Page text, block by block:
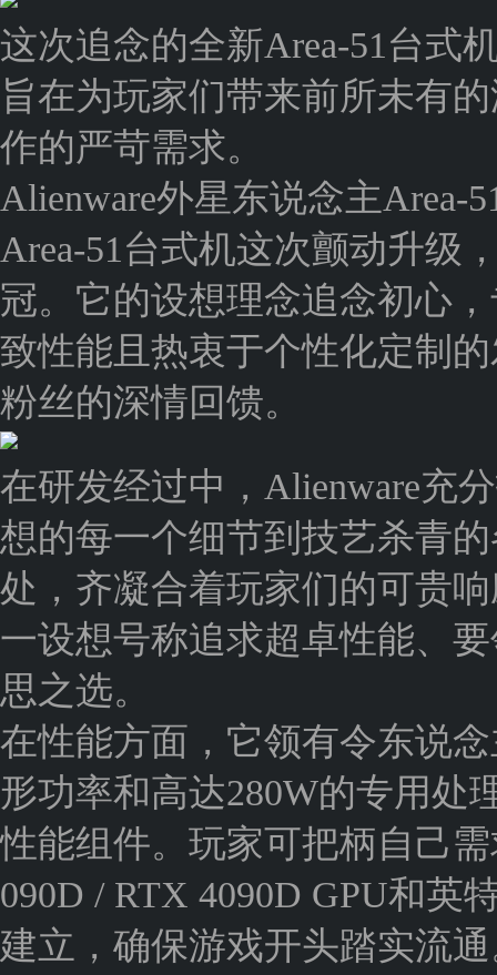
这次追念的全新Area-51台式
旨在为玩家们带来前所未有
作的严苛需求。
Alienware外星东说念主Area-
Area-51台式机这次颤动升级
冠。它的设想理念追念初心
致性能且热衷于个性化定制
粉丝的深情回馈。
在研发经过中，Alienware充
想的每一个细节到技艺杀青
处，齐凝合着玩家们的可贵
一设想号称追求超卓性能、
思之选。
在性能方面，它领有令东说
形功率和高达280W的专用处
性能组件。玩家可把柄自己
090D / RTX 4090D GPU和
建立，确保游戏开头踏实流